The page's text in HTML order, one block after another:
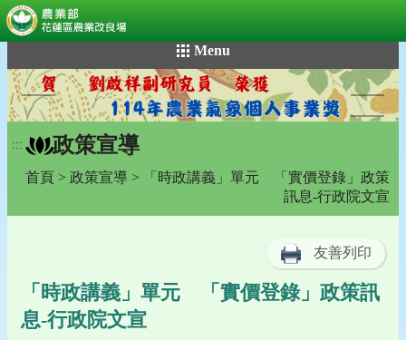
到
主
要
內
容
Menu
::: 政策宣導
首頁 > 政策宣導 > 「時政講義」單元 「實價登錄」政策
訊息-行政院文宣
友善列印
「時政講義」單元 「實價登錄」政策訊
息-行政院文宣